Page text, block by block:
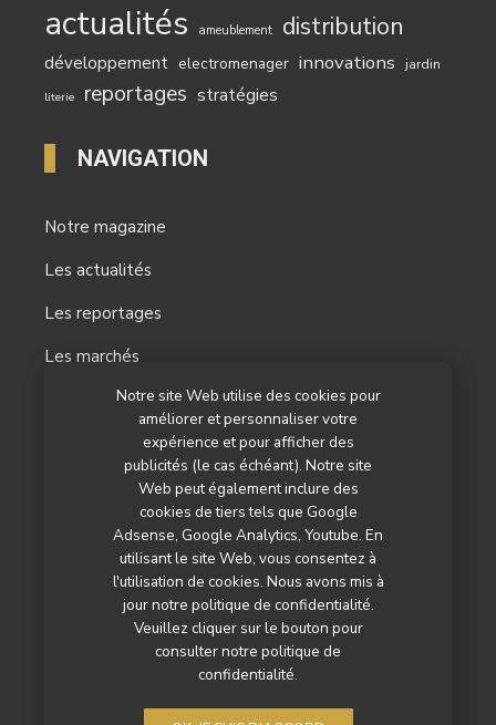
Notre site Web utilise des cookies pour
améliorer et personnaliser votre
expérience et pour afficher des
publicités (le cas échéant). Notre site
Web peut également inclure des
cookies de tiers tels que Google
Adsense, Google Analytics, Youtube. En
utilisant le site Web, vous consentez à
l'utilisation de cookies. Nous avons mis à
jour notre politique de confidentialité.
Veuillez cliquer sur le bouton pour
consulter notre politique de
confidentialité.
actualités ameublement distribution
développement electromenager innovations jardin
literie reportages stratégies
NAVIGATION
Notre magazine
Les actualités
Les reportages
Les marchés
Nos autres titres
Qui sommes-nous ?
Contactez-nous
Mentions légales
Politique de confidentialité